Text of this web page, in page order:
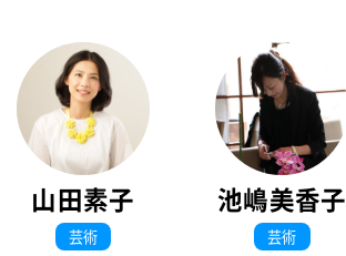
山田素子
芸術
池嶋美香子
芸術